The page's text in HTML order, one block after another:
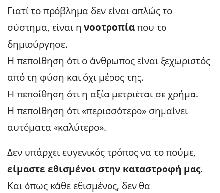
Γιατί το πρόβλημα δεν είναι απλώς το
σύστημα, είναι η νοοτροπίαπου το
δημιούργησε.
Η πεποίθηση ότι ο άνθρωπος είναι ξεχωριστός
από τη φύση και όχι μέρος της.
Η πεποίθηση ότι η αξία μετριέται σε χρήμα.
Η πεποίθηση ότι «περισσότερο» σημαίνει
αυτόματα «καλύτερο».
Δεν υπάρχει ευγενικός τρόπος να το πούμε,
είμαστε εθισμένοι στην καταστροφή μας.
Και όπως κάθε εθισμένος, δεν θα